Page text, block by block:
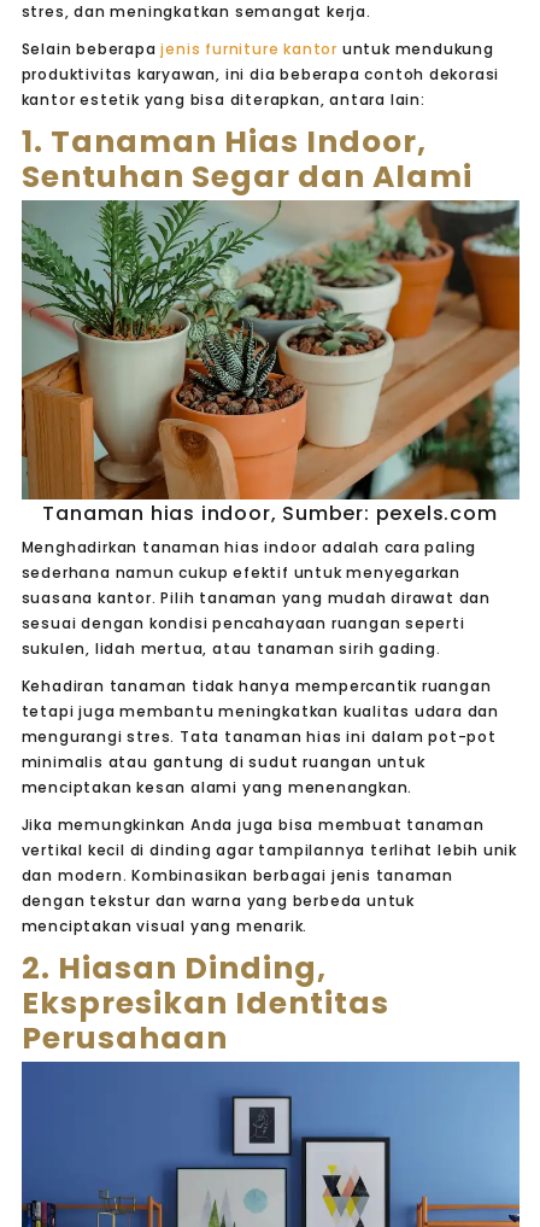
stres, dan meningkatkan semangat kerja.
Selain beberapajenis furniture kantor untuk mendukung
produktivitas karyawan, ini dia beberapa contoh dekorasi
kantor estetik yang bisa diterapkan, antara lain:
1. Tanaman Hias Indoor,
Sentuhan Segar dan Alami
Tanaman hias indoor, Sumber: pexels.com
Menghadirkan tanaman hias indoor adalah cara paling
sederhana namun cukup efektif untuk menyegarkan
suasana kantor. Pilih tanaman yang mudah dirawat dan
sesuai dengan kondisi pencahayaan ruangan seperti
sukulen, lidah mertua, atau tanaman sirih gading.
Kehadiran tanaman tidak hanya mempercantik ruangan
tetapi juga membantu meningkatkan kualitas udara dan
mengurangi stres. Tata tanaman hias ini dalam pot-pot
minimalis atau gantung di sudut ruangan untuk
menciptakan kesan alami yang menenangkan.
Jika memungkinkan Anda juga bisa membuat tanaman
vertikal kecil di dinding agar tampilannya terlihat lebih unik
dan modern. Kombinasikan berbagai jenis tanaman
dengan tekstur dan warna yang berbeda untuk
menciptakan visual yang menarik.
2. Hiasan Dinding,
Ekspresikan Identitas
Perusahaan